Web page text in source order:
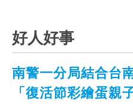
好人好事
南警一分局結合台
「復活節彩繪蛋親